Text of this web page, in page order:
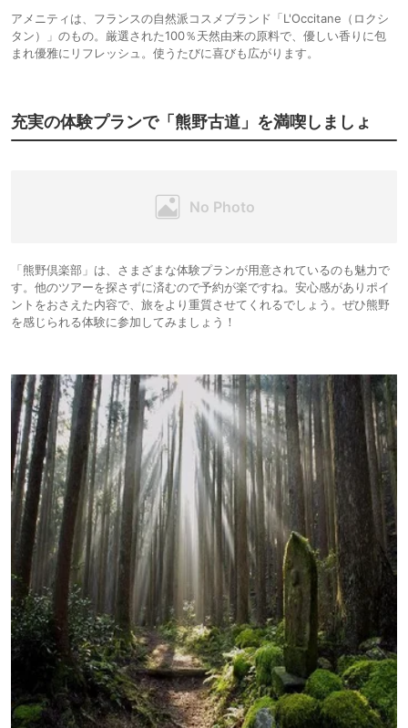
アメニティは、フランスの自然派コスメブランド「L'Occitane（ロクシ
タン）」のもの。厳選された100％天然由来の原料で、優しい香りに包
まれ優雅にリフレッシュ。使うたびに喜びも広がります。
充実の体験プランで「熊野古道」を満喫しましょ
「熊野倶楽部」は、さまざまな体験プランが用意されているのも魅力で
す。他のツアーを探さずに済むので予約が楽ですね。安心感がありポイ
ントをおさえた内容で、旅をより重質させてくれるでしょう。ぜひ熊野
を感じられる体験に参加してみましょう！